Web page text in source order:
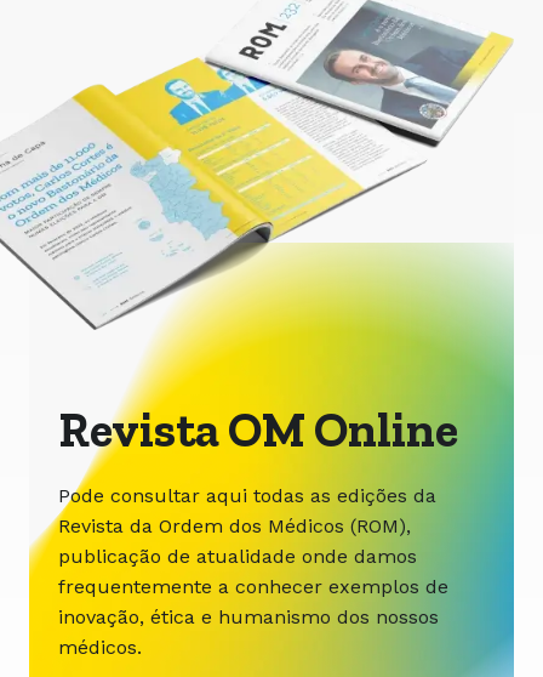
Revista OM Online
Pode consultar aqui todas as edições da
Revista da Ordem dos Médicos (ROM),
publicação de atualidade onde damos
frequentemente a conhecer exemplos de
inovação, ética e humanismo dos nossos
médicos.